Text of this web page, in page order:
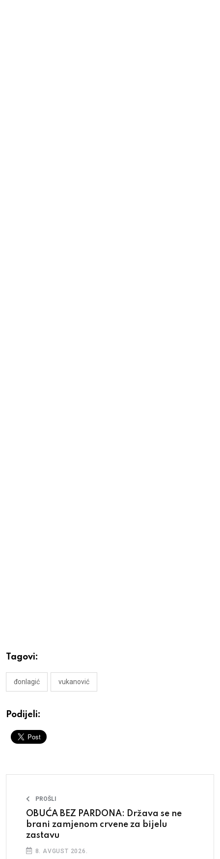
Tagovi:
đonlagić vukanović
Podijeli:
PROŠLI
OBUĆA BEZ PARDONA: Država se ne
brani zamjenom crvene za bijelu
zastavu
8. AVGUST 2026.